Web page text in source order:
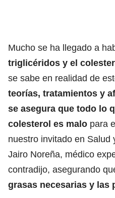
Mucho se ha llegado a
triglicéridos y el
se sabe en realidad de
teorías, tratamientos y
se asegura que todo lo
colesterol es malo para
nuestro invitado en Salud
Jairo Noreña, médico
contradijo, asegurando
grasas necesarias y las